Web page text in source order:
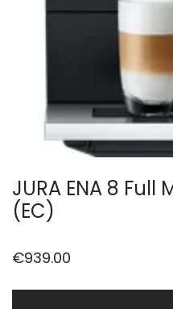
JURA ENA 8
(EC)
€939.00